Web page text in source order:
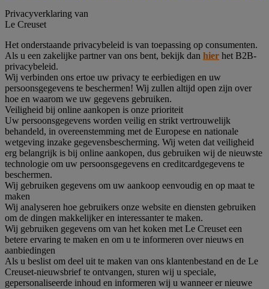
Privacyverklaring van
Le Creuset
Het onderstaande privacybeleid is van toepassing op consumenten.
Als u een zakelijke partner van ons bent, bekijk dan hier het B2B-
privacybeleid.
Wij verbinden ons ertoe uw privacy te eerbiedigen en uw
persoonsgegevens te beschermen! Wij zullen altijd open zijn over
hoe en waarom we uw gegevens gebruiken.
Veiligheid bij online aankopen is onze prioriteit
Uw persoonsgegevens worden veilig en strikt vertrouwelijk
behandeld, in overeenstemming met de Europese en nationale
wetgeving inzake gegevensbescherming. Wij weten dat veiligheid
erg belangrijk is bij online aankopen, dus gebruiken wij de nieuwste
technologie om uw persoonsgegevens en creditcardgegevens te
beschermen.
Wij gebruiken gegevens om uw aankoop eenvoudig en op maat te
maken
Wij analyseren hoe gebruikers onze website en diensten gebruiken
om de dingen makkelijker en interessanter te maken.
Wij gebruiken gegevens om van het koken met Le Creuset een
betere ervaring te maken en om u te informeren over nieuws en
aanbiedingen
Als u beslist om deel uit te maken van ons klantenbestand en de Le
Creuset-nieuwsbrief te ontvangen, sturen wij u speciale,
gepersonaliseerde inhoud en informeren wij u wanneer er nieuwe